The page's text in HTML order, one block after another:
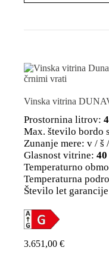
Vinska vitrina
Prostornina litrov:
Max. število bordo
Zunanje mere: v / š
Glasnost vitrine:
Temperaturno
Temperaturna
Število let
3.651,00 €